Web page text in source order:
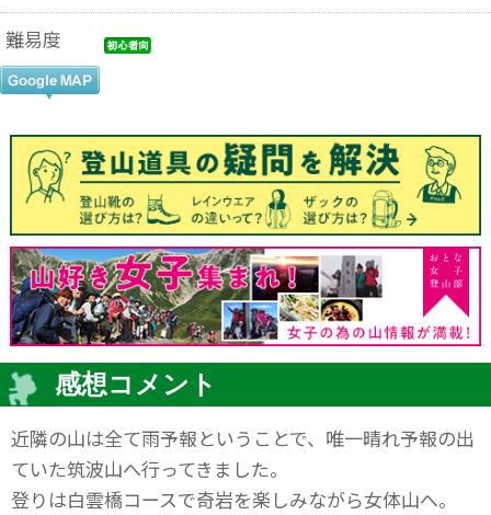
難易度
感想コメント
近隣の山は全て雨予報ということで、唯一晴れ予報の出
ていた筑波山へ行ってきました。
登りは白雲橋コースで奇岩を楽しみながら女体山へ。